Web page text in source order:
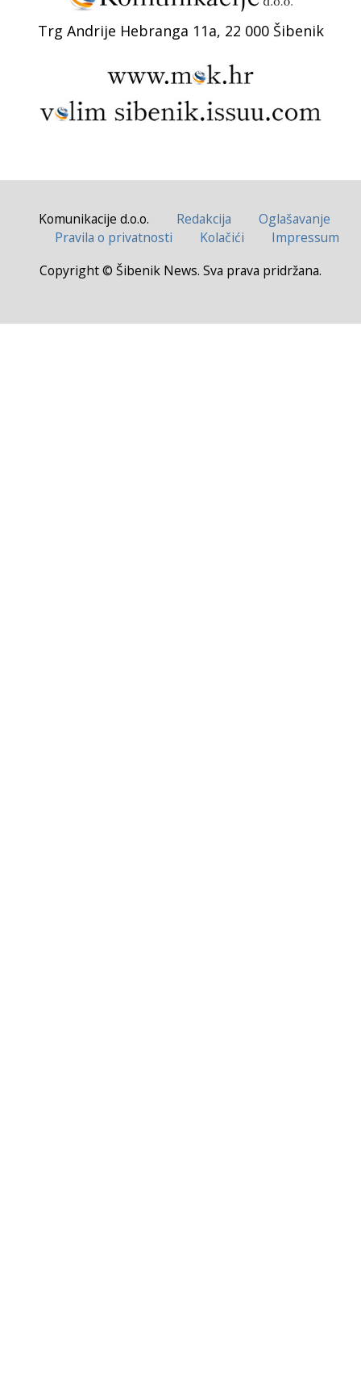
Trg Andrije Hebranga 11a, 22 000 Šibenik
Komunikacije d.o.o. Redakcija
Oglašavanje
Pravila o privatnosti
Kolačići
Impressum
Copyright © Šibenik News. Sva prava pridržana.